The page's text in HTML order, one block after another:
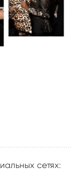
сетях: